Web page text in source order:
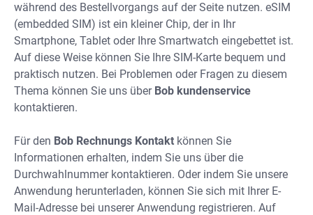
während des Bestellvorgangs auf der Seite nutzen. eSIM
(embedded SIM) ist ein kleiner Chip, der in Ihr
Smartphone, Tablet oder Ihre Smartwatch eingebettet ist.
Auf diese Weise können Sie Ihre SIM-Karte bequem und
praktisch nutzen. Bei Problemen oder Fragen zu diesem
Thema können Sie uns über Bob kundenservice
kontaktieren.
Für den Bob Rechnungs Kontakt können Sie
Informationen erhalten, indem Sie uns über die
Durchwahlnummer kontaktieren. Oder indem Sie unsere
Anwendung herunterladen, können Sie sich mit Ihrer E-
Mail-Adresse bei unserer Anwendung registrieren. Auf